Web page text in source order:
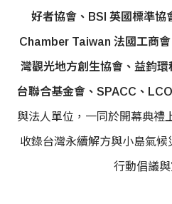
好者協會、BSI 英國標準
Chamber Taiwan 法國工商會
灣觀光地方創生協會、益鈞
台聯合基金會、SPACC、
與法人單位，一同於開幕典禮
收錄台灣永續解方與小島氣
行動倡議與